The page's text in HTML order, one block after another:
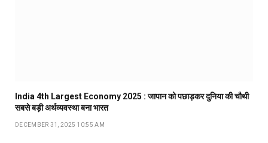
India 4th Largest Economy 2025 : जापान को पछाड़कर दुनिया की चौथी
सबसे बड़ी अर्थव्यवस्था बना भारत
DECEMBER 31, 2025 10:55 AM